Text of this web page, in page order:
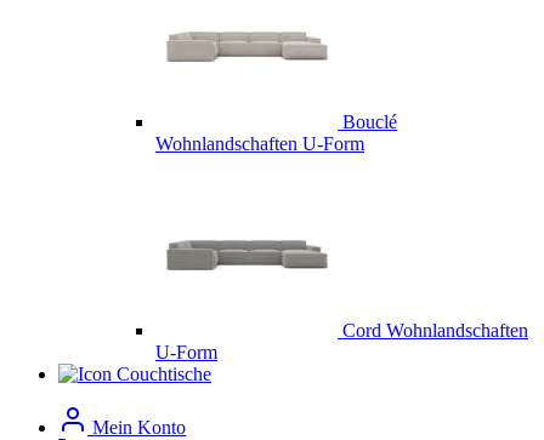
Bouclé
Wohnlandschaften U-Form
Cord Wohnlandschaften
U-Form
Couchtische
Mein Konto